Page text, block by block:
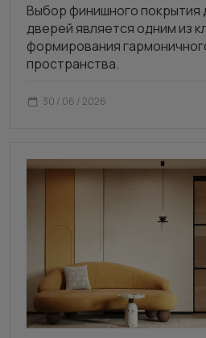
Выбор финишного покрытия
дверей является одним из
формирования
пространства.
30 / 06 / 2026